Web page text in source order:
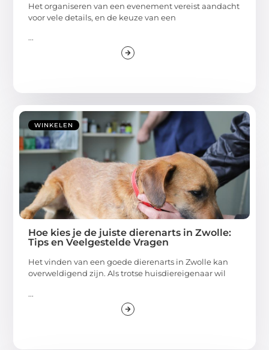
Het organiseren van een evenement vereist aandacht
voor vele details, en de keuze van een
...
WINKELEN
Hoe kies je de juiste dierenarts in Zwolle:
Tips en Veelgestelde Vragen
Het vinden van een goede dierenarts in Zwolle kan
overweldigend zijn. Als trotse huisdiereigenaar wil
...